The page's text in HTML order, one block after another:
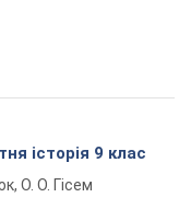
історія 9 клас
О. О. Гісем